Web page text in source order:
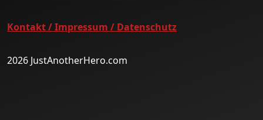
Kontakt / Impressum / Datenschutz
2026 JustAnotherHero.com